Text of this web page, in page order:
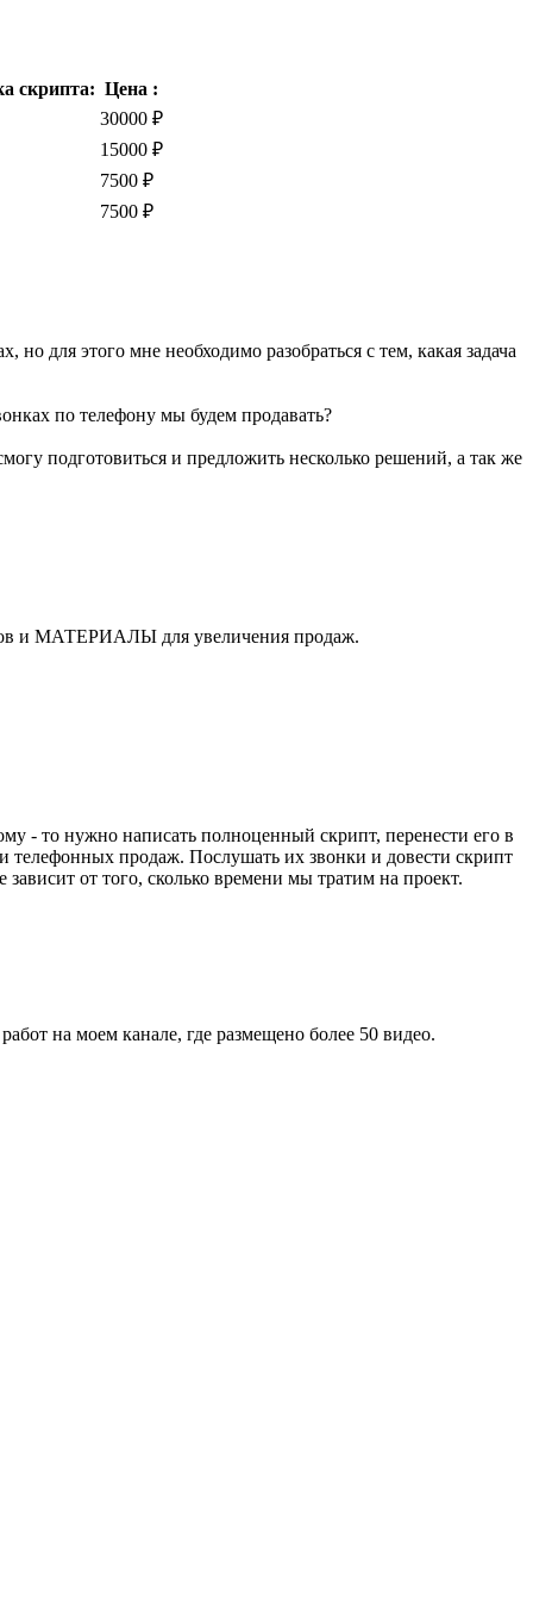
скрипта: Цена :
30000 ₽
15000 ₽
7500 ₽
7500 ₽
для этого мне необходимо разобраться с тем, какая задача
по телефону мы будем продавать?
подготовиться и предложить несколько решений, а так же
и МАТЕРИАЛЫ для увеличения продаж.
- то нужно написать полноценный скрипт, перенести его в
телефонных продаж. Послушать их звонки и довести скрипт
от того, сколько времени мы тратим на проект.
на моем канале, где размещено более 50 видео.